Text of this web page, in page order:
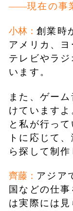
現在の事
小林： 創業時
アメリカ、
テレビやラ
います。
また、ゲー
けています
と私が行っ
トに応じて
ら探して制作
齊藤： アジア
国などの仕
は実際には